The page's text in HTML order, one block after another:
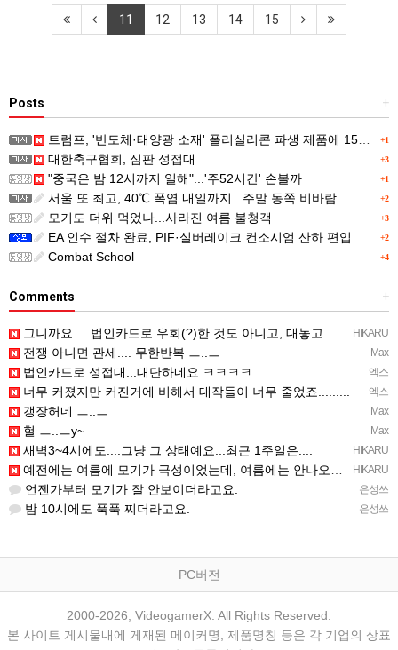
11 12 13 14 15
+
Posts
+1
트럼프, '반도체·태양광 소재' 폴리실리콘 파생 제품에 15% 관세...한국 기업도 영향
+3
대한축구협회, 심판 성접대
+1
"중국은 밤 12시까지 일해"...'주52시간' 손볼까
+2
서울 또 최고, 40℃ 폭염 내일까지...주말 동쪽 비바람
+3
모기도 더위 먹었나...사라진 여름 불청객
+2
EA 인수 절차 완료, PIF·실버레이크 컨소시엄 산하 편입
+4
Combat School
+
Comments
HIKARU
그니까요.....법인카드로 우회(?)한 것도 아니고, 대놓고...ㅋ ㅋ)
Max
전쟁 아니면 관세.... 무한반복 ㅡ..ㅡ
엑스
법인카드로 성접대...대단하네요 ㅋㅋㅋㅋ
엑스
너무 커졌지만 커진거에 비해서 대작들이 너무 줄었죠.........
Max
갱장허네 ㅡ..ㅡ
Max
헐 ㅡ..ㅡy~
HIKARU
새벽3~4시에도....그냥 그 상태예요...최근 1주일은....
HIKARU
예전에는 여름에 모기가 극성이었는데, 여름에는 안나오는 것 같은.....ㅎ ㅎ)
은성쓰
언젠가부터 모기가 잘 안보이더라고요.
은성쓰
밤 10시에도 푹푹 찌더라고요.
PC버전
2000-2026, VideogamerX. All Rights Reserved.
본 사이트 게시물내에 게재된 메이커명, 제품명칭 등은 각 기업의 상표